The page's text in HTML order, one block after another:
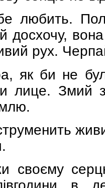
любить.
досхочу,
рух.
як би не
лице. Змий
своєму